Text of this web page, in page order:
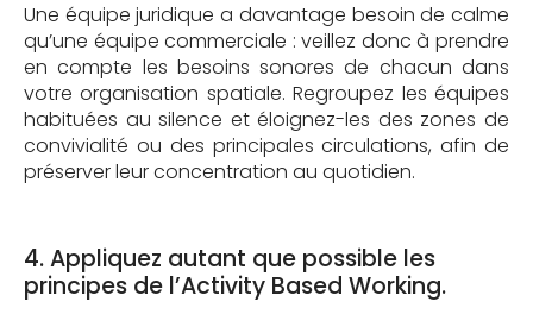
Une équipe juridique a davantage besoin de calme
qu’une équipe commerciale : veillez donc à prendre
en compte les besoins sonores de chacun dans
votre organisation spatiale. Regroupez les équipes
habituées au silence et éloignez-les des zones de
convivialité ou des principales circulations, afin de
préserver leur concentration au quotidien.
4. Appliquez autant que possible les
principes de l’Activity Based Working.